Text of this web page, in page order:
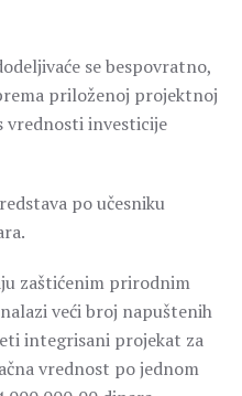
se bespovratno,
priloženoj projektnoj
vrednosti investicije
po učesniku
zaštićenim prirodnim
veći broj napuštenih
integrisani projekat za
vrednost po jednom